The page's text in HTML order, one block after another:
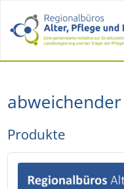
abweichender
Produkte